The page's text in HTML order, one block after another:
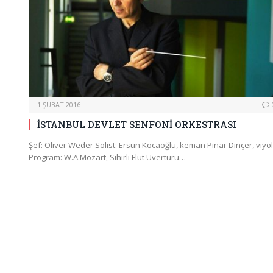
1 ŞUBAT 2016
İSTANBUL DEVLET SENFONİ ORKESTRASI
Şef: Oliver Weder Solist: Ersun Kocaoğlu, keman Pınar Dinçer,
Program: W.A.Mozart, Sihirli Flüt Uvertürü…